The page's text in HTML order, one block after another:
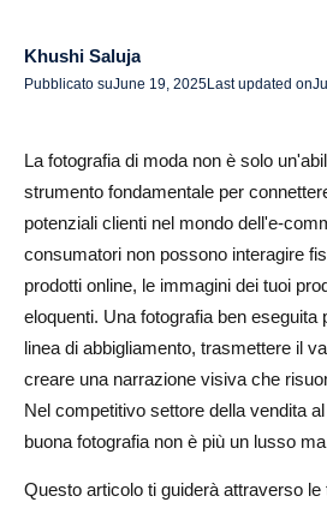
Stili di fotografia di moda per l'e-
Fotografia lifestyle
Come ottimizzare la fotografia di
1. Compressione e dimensione
2. SEO per la fotografia di moda
3. Coerenza nello stile
Conclusione
Khushi Saluja
Pubblicato suJune 19, 2025Last updated on
La fotografia di moda non è solo
strumento fondamentale per
potenziali clienti nel mondo dell'e-
consumatori non possono interagire
prodotti online, le immagini dei tuoi
eloquenti. Una fotografia ben eseguita
linea di abbigliamento, trasmettere il
creare una narrazione visiva che
Nel competitivo settore della vendita
buona fotografia non è più un lusso
Questo articolo ti guiderà attraverso